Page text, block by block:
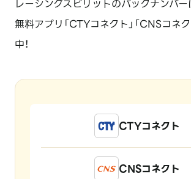
レーシングスピリットのバックナンバー
無料アプリ「CTYコネクト」「CNSコネ
中！
CTYコネクト
CNSコネクト